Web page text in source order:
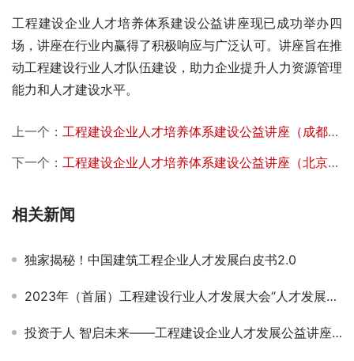
工程建设企业人才培养体系建设公益讲座现已成功举办四
场，讲座在行业内赢得了积极响应与广泛认可。讲座旨在推
动工程建设行业人才队伍建设，助力企业提升人力资源管理
能力和人才建设水平。
上一个： 工程建设企业人才培养体系建设公益讲座（成都站）成功举办
下一个： 工程建设企业人才培养体系建设公益讲座（北京站）成功举办
相关新闻
独家揭秘！中国建筑工程企业人才发展白皮书2.0
2023年（首届）工程建设行业人才发展大会“人才发展体系建设与关键人才培养”专题会议顺利举办
投资于人 智启未来——工程建设企业人才发展公益讲座在北京顺利召开